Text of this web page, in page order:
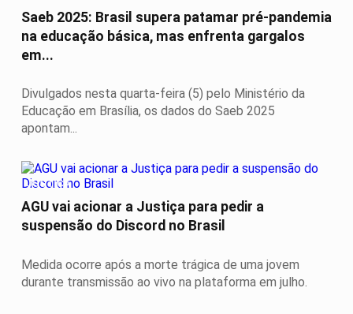
Saeb 2025: Brasil supera patamar pré-pandemia
na educação básica, mas enfrenta gargalos
em...
Divulgados nesta quarta-feira (5) pelo Ministério da
Educação em Brasília, os dados do Saeb 2025
apontam...
JUSTIÇA
AGU vai acionar a Justiça para pedir a
suspensão do Discord no Brasil
Medida ocorre após a morte trágica de uma jovem
durante transmissão ao vivo na plataforma em julho.